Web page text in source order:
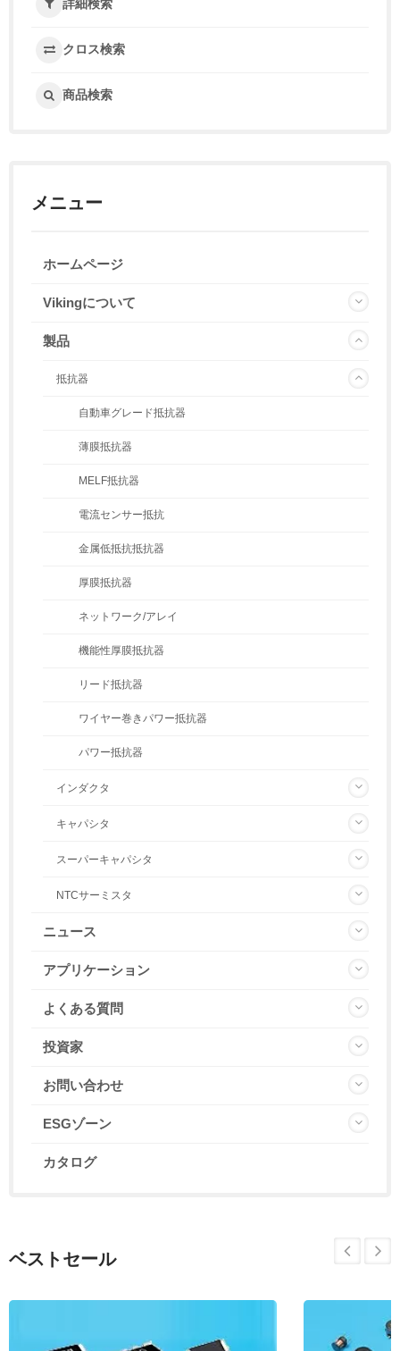
詳細検索
クロス検索
商品検索
メニュー
ホームページ
Vikingについて
製品
抵抗器
自動車グレード抵抗器
薄膜抵抗器
MELF抵抗器
電流センサー抵抗
金属低抵抗抵抗器
厚膜抵抗器
ネットワーク/アレイ
機能性厚膜抵抗器
リード抵抗器
ワイヤー巻きパワー抵抗器
パワー抵抗器
インダクタ
キャパシタ
スーパーキャパシタ
NTCサーミスタ
ニュース
アプリケーション
よくある質問
投資家
お問い合わせ
ESGゾーン
カタログ
ベストセール